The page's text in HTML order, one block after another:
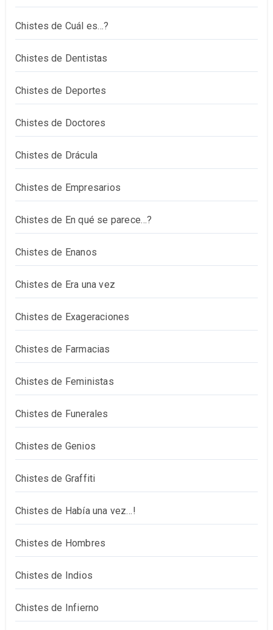
Chistes de Cuál es…?
Chistes de Dentistas
Chistes de Deportes
Chistes de Doctores
Chistes de Drácula
Chistes de Empresarios
Chistes de En qué se parece…?
Chistes de Enanos
Chistes de Era una vez
Chistes de Exageraciones
Chistes de Farmacias
Chistes de Feministas
Chistes de Funerales
Chistes de Genios
Chistes de Graffiti
Chistes de Había una vez…!
Chistes de Hombres
Chistes de Indios
Chistes de Infierno